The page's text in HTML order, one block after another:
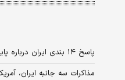
پاسخ ۱۴ بندی ایران درباره پایان جنگ، به میانجی پاکستانی ارسال شد
مذاکرات سه جانبه ایران،